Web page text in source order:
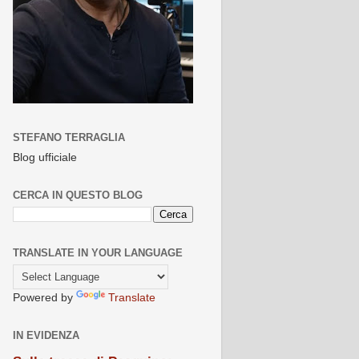
STEFANO TERRAGLIA
Blog ufficiale
CERCA IN QUESTO BLOG
TRANSLATE IN YOUR LANGUAGE
Powered by Translate
IN EVIDENZA